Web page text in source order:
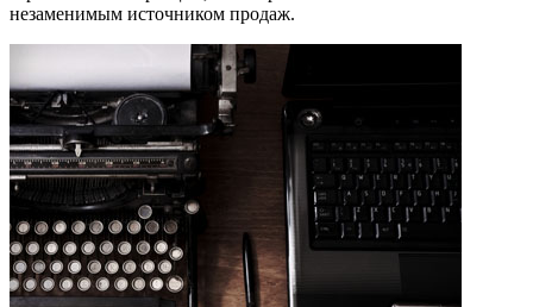
незаменимым источником продаж.